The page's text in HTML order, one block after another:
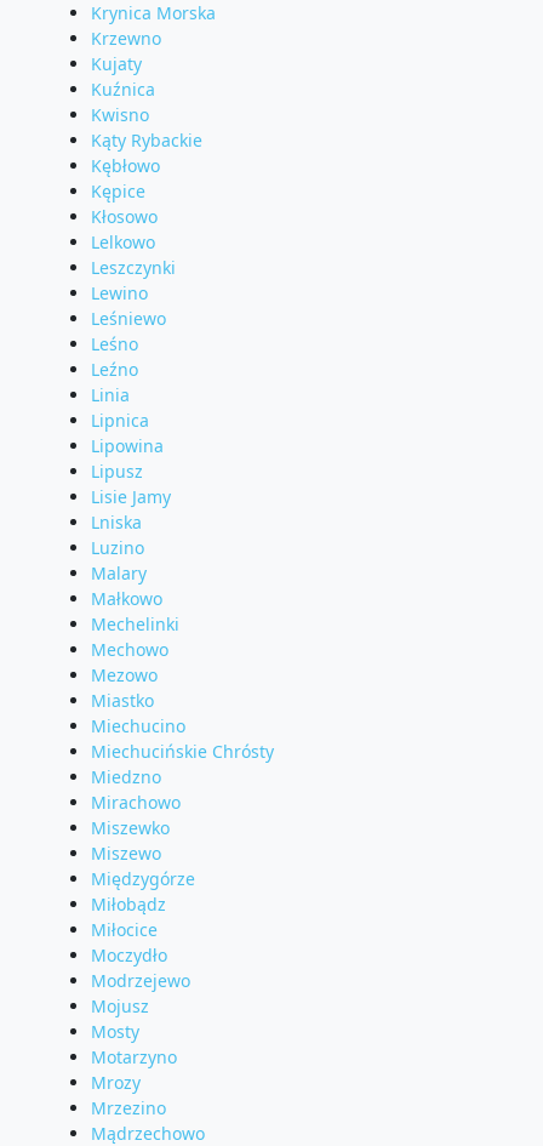
Krynica Morska
Krzewno
Kujaty
Kuźnica
Kwisno
Kąty Rybackie
Kębłowo
Kępice
Kłosowo
Lelkowo
Leszczynki
Lewino
Leśniewo
Leśno
Leźno
Linia
Lipnica
Lipowina
Lipusz
Lisie Jamy
Lniska
Luzino
Malary
Małkowo
Mechelinki
Mechowo
Mezowo
Miastko
Miechucino
Miechucińskie Chrósty
Miedzno
Mirachowo
Miszewko
Miszewo
Międzygórze
Miłobądz
Miłocice
Moczydło
Modrzejewo
Mojusz
Mosty
Motarzyno
Mrozy
Mrzezino
Mądrzechowo